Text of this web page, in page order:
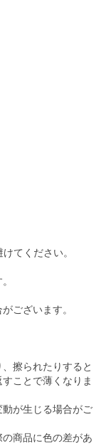
てください。
ございます。
擦られたりすると
ことで薄くなりま
動が生じる場合がご
商品に色の差があ